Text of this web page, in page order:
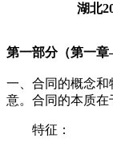
湖北
第一部分（第一
一、合同的概念
意。合同的本质在
特征：